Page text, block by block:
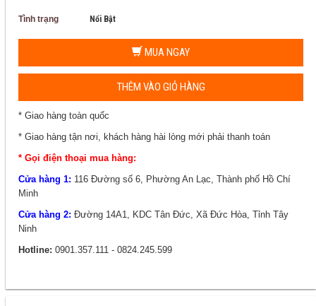
Tình trạng Nổi Bật
MUA NGAY
THÊM VÀO GIỎ HÀNG
* Giao hàng toàn quốc
* Giao hàng tận nơi, khách hàng hài lòng mới phải thanh toán
* Gọi điện thoại mua hàng:
Cửa hàng 1: 116 Đường số 6, Phường An Lạc, Thành phố Hồ Chí
Minh
Cửa hàng 2: Đường 14A1, KDC Tân Đức, Xã Đức Hòa, Tỉnh Tây
Ninh
Hotline: 0901.357.111 - 0824.245.599